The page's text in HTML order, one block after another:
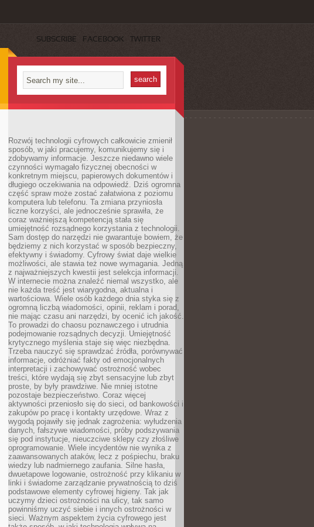
SUBSCRIBE FACEBOOK TWITTER
Rozwój technologii cyfrowych całkowicie zmienił
sposób, w jaki pracujemy, komunikujemy się i
zdobywamy informacje. Jeszcze niedawno wiele
czynności wymagało fizycznej obecności w
konkretnym miejscu, papierowych dokumentów i
długiego oczekiwania na odpowiedź. Dziś ogromna
część spraw może zostać załatwiona z poziomu
komputera lub telefonu. Ta zmiana przyniosła
liczne korzyści, ale jednocześnie sprawiła, że
coraz ważniejszą kompetencją stała się
umiejętność rozsądnego korzystania z technologii.
Sam dostęp do narzędzi nie gwarantuje bowiem, że
będziemy z nich korzystać w sposób bezpieczny,
efektywny i świadomy. Cyfrowy świat daje wielkie
możliwości, ale stawia też nowe wymagania. Jedną
z najważniejszych kwestii jest selekcja informacji.
W internecie można znaleźć niemal wszystko, ale
nie każda treść jest wiarygodna, aktualna i
wartościowa. Wiele osób każdego dnia styka się z
ogromną liczbą wiadomości, opinii, reklam i porad,
nie mając czasu ani narzędzi, by ocenić ich jakość.
To prowadzi do chaosu poznawczego i utrudnia
podejmowanie rozsądnych decyzji. Umiejętność
krytycznego myślenia staje się więc niezbędna.
Trzeba nauczyć się sprawdzać źródła, porównywać
informacje, odróżniać fakty od emocjonalnych
interpretacji i zachowywać ostrożność wobec
treści, które wydają się zbyt sensacyjne lub zbyt
proste, by były prawdziwe. Nie mniej istotne
pozostaje bezpieczeństwo. Coraz więcej
aktywności przeniosło się do sieci, od bankowości i
zakupów po pracę i kontakty urzędowe. Wraz z
wygodą pojawiły się jednak zagrożenia: wyłudzenia
danych, fałszywe wiadomości, próby podszywania
się pod instytucje, nieuczciwe sklepy czy złośliwe
oprogramowanie. Wiele incydentów nie wynika z
zaawansowanych ataków, lecz z pośpiechu, braku
wiedzy lub nadmiernego zaufania. Silne hasła,
dwuetapowe logowanie, ostrożność przy klikaniu w
linki i świadome zarządzanie prywatnością to dziś
podstawowe elementy cyfrowej higieny. Tak jak
uczymy dzieci ostrożności na ulicy, tak samo
powinniśmy uczyć siebie i innych ostrożności w
sieci. Ważnym aspektem życia cyfrowego jest